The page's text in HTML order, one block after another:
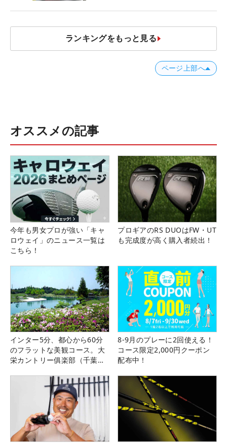
ランキングをもっと見る
ページ上部へ
オススメの記事
今年も男女プロが強い「キャ
ロウェイ」のニュース一覧は
こちら！
プロギアのRS DUOはFW・UT
も完成度が高く購入者続出！
インター5分、都心から60分
のフラットな美観コース。大
栄カントリー俱楽部（千葉
8-9月のプレーに2回使える！
コース限定2,000円クーポン
配布中！